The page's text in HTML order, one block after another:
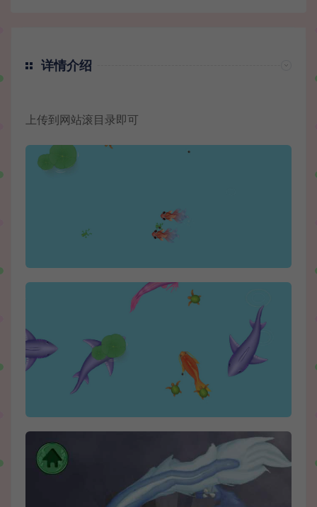
详情介绍
上传到网站滚目录即可